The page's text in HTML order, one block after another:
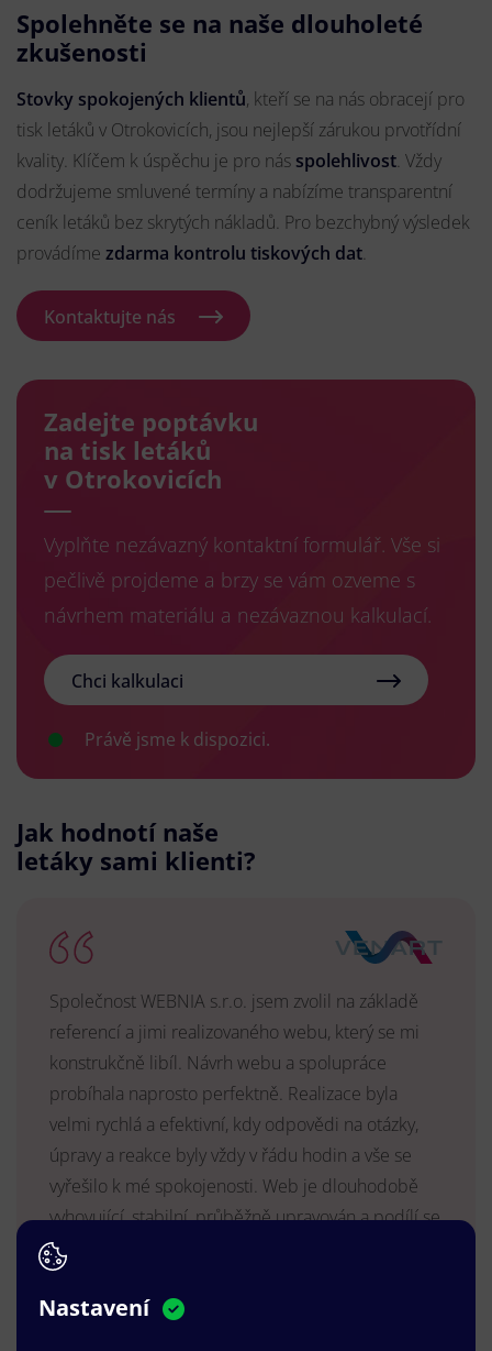
Spolehněte se na naše dlouholeté
zkušenosti
Stovky spokojených klientů, kteří se na nás obracejí pro
tisk letáků v Otrokovicích, jsou nejlepší zárukou prvotřídní
kvality. Klíčem k úspěchu je pro nás spolehlivost. Vždy
dodržujeme smluvené termíny a nabízíme transparentní
ceník letáků bez skrytých nákladů. Pro bezchybný výsledek
provádíme zdarma kontrolu tiskových dat.
Kontaktujte nás
Zadejte poptávku
na tisk letáků
v Otrokovicích
Vyplňte nezávazný kontaktní formulář. Vše si
pečlivě projdeme a brzy se vám ozveme s
návrhem materiálu a nezávaznou kalkulací.
Chci kalkulaci
Právě jsme k dispozici.
Jak hodnotí naše
letáky sami klienti?
Společnost WEBNIA s.r.o. jsem zvolil na základě
referencí a jimi realizovaného webu, který se mi
konstrukčně libíl. Návrh webu a spolupráce
probíhala naprosto perfektně. Realizace byla
velmi rychlá a efektivní, kdy odpovědi na otázky,
úpravy a reakce byly vždy v řádu hodin a vše se
vyřešilo k mé spokojenosti. Web je dlouhodobě
vyhovující, stabilní, průběžně upravován a podílí se
na pozitivním vnímání naší značky.
MUDr. Radek Vyšohlíd
VENART s.r.o.
Nastavení